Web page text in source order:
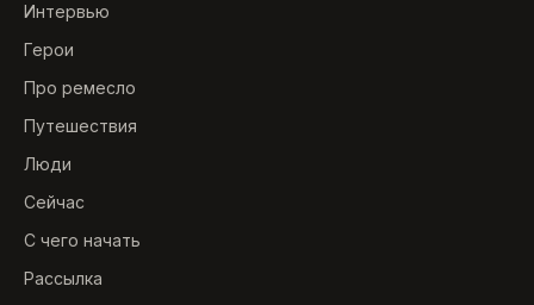
Интервью
Герои
Про ремесло
Путешествия
Люди
Сейчас
С чего начать
Рассылка